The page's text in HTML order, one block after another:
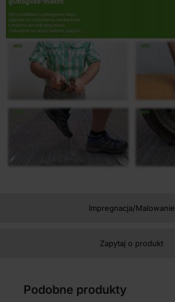
Impregnacja/Malowanie
Zapytaj o produkt
Podobne produkty